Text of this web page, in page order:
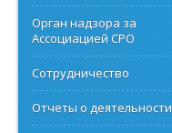
Орган надзора за
Ассоциацией СРО
Сотрудничество
Отчеты о деятельности